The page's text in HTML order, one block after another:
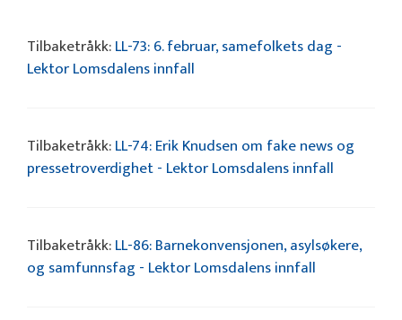
Tilbaketråkk:LL-73: 6. februar, samefolkets dag -
Lektor Lomsdalens innfall
Tilbaketråkk:LL-74: Erik Knudsen om fake news og
pressetroverdighet - Lektor Lomsdalens innfall
Tilbaketråkk:LL-86: Barnekonvensjonen, asylsøkere,
og samfunnsfag - Lektor Lomsdalens innfall